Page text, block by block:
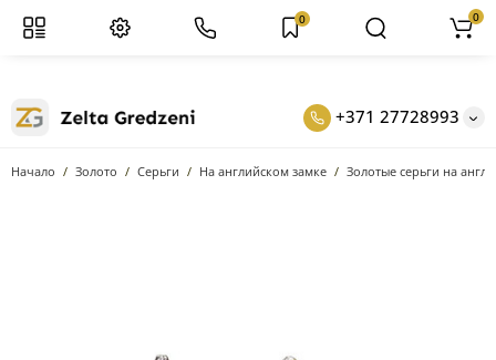
+371 27728993
0 0
Начало Золото Серьги На английском замке Золотые серьги на